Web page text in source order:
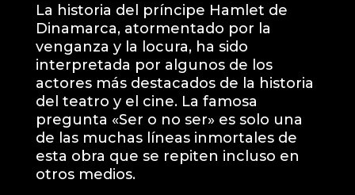
La historia del príncipe Hamlet de
Dinamarca, atormentado por la
venganza y la locura, ha sido
interpretada por algunos de los
actores más destacados de la historia
del teatro y el cine. La famosa
pregunta «Ser o no ser» es solo una
de las muchas líneas inmortales de
esta obra que se repiten incluso en
otros medios.